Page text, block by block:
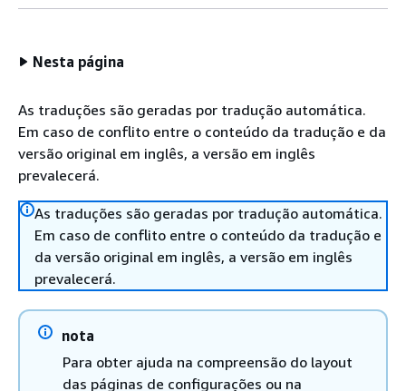
Nesta página
As traduções são geradas por tradução automática.
Em caso de conflito entre o conteúdo da tradução e da
versão original em inglês, a versão em inglês
prevalecerá.
As traduções são geradas por tradução automática.
Em caso de conflito entre o conteúdo da tradução e
da versão original em inglês, a versão em inglês
prevalecerá.
nota
Para obter ajuda na compreensão do layout
das páginas de configurações ou na